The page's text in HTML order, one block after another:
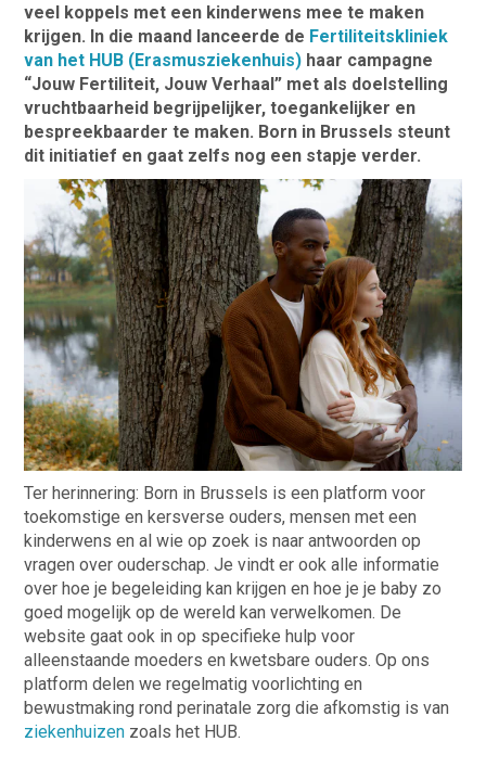
veel koppels met een kinderwens mee te maken
krijgen. In die maand lanceerde de Fertiliteitskliniek
van het HUB (Erasmusziekenhuis) haar campagne
“Jouw Fertiliteit, Jouw Verhaal” met als doelstelling
vruchtbaarheid begrijpelijker, toegankelijker en
bespreekbaarder te maken. Born in Brussels steunt
dit initiatief en gaat zelfs nog een stapje verder.
Ter herinnering: Born in Brussels is een platform voor
toekomstige en kersverse ouders, mensen met een
kinderwens en al wie op zoek is naar antwoorden op
vragen over ouderschap. Je vindt er ook alle informatie
over hoe je begeleiding kan krijgen en hoe je je baby zo
goed mogelijk op de wereld kan verwelkomen. De
website gaat ook in op specifieke hulp voor
alleenstaande moeders en kwetsbare ouders. Op ons
platform delen we regelmatig voorlichting en
bewustmaking rond perinatale zorg die afkomstig is van
ziekenhuizen zoals het HUB.